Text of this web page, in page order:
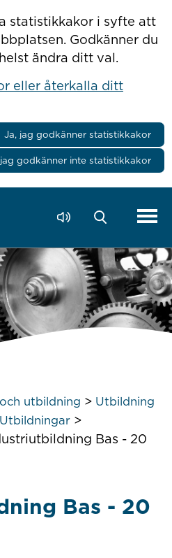
statistikkakor i syfte att
Godkänner du
ändra ditt val.
eller återkalla ditt
Ja, jag godkänner statistikkakor
jag godkänner inte statistikkakor
utbildning > Utbildning
Utbildningar>
Bas - 20
Bas - 20